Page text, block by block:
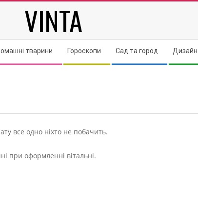
VINTA
тварини Гороскопи Сад та город Дизайн
все одно ніхто не побачить.
при оформленні вітальні.